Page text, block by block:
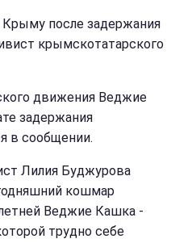
Крыму после задержания
крымскотатарского
движения Веджие
задержания
в сообщении.
Лилия Буджурова
кошмар
Веджие Кашка -
трудно себе